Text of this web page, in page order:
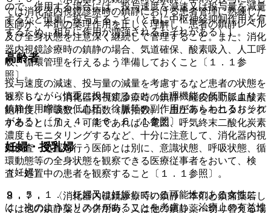
ので、併用する場合には、投与速度を減速又は投与量を減量
するなど慎重に投与すること（ともに中枢神経抑制作用を有
するため、相互に作用が増強されるおそれがある）］。
高齢者
投与速度の減速、投与量の減量を考慮するなど患者の状態を
観察しながら慎重に投与すること（生理機能の低下により、
鎮静作用増強や低血圧、徐脈等の副作用があらわれるおそれ
がある）〔７．４、１６．６．１参照〕。
妊婦・授乳婦
（妊婦）
９．５．１． 妊婦又は妊娠している可能性のある女性に
は、次のようなリスクがあることを考慮し、治療上の有益性
ては消化器内視鏡診療時の鎮静における患者管理に熟練した
医師が、本剤の薬理作用を正しく理解し、患者の鎮静レベル
及び全身状態を注意深く継続して管理すること。また、消化
器内視鏡診療時の鎮静の場合、気道確保、酸素吸入、人工呼
吸、循環管理を行えるよう準備しておくこと〔１．１参
照〕。
８．６． 〈消化器内視鏡診療時の鎮静〉経皮的動脈血酸素
飽和度、呼吸数、心拍数（脈拍数）、血圧等をモニタリング
することに加え、可能であれば心電図、呼気終末二酸化炭素
濃度もモニタリングするなど、十分に注意して、消化器内視
鏡検査・処置を行う医師とは別に、意識状態、呼吸状態、循
環動態等の全身状態を観察できる医療従事者をおいて、検
査・処置中の患者を観察すること〔１．１参照〕。
８．７． 〈消化器内視鏡診療時の鎮静〉本剤と鎮痛薬若し
くは他の鎮静薬との併用時、又は他の鎮静薬へ切り替える場